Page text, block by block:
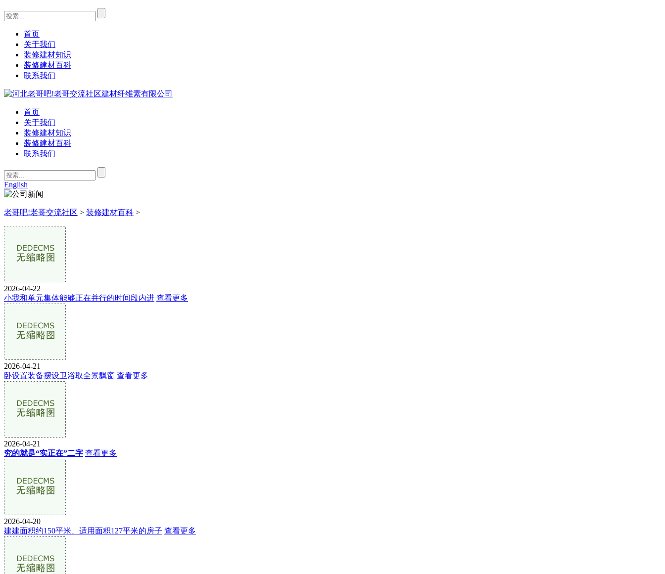
首页
关于我们
装修建材知识
装修建材百科
联系我们
首页
关于我们
装修建材知识
装修建材百科
联系我们
English
老哥吧!老哥交流社区 > 装修建材百科 >
2026-04-22
小我和单元集体能够正在并行的时间段内进 查看更多
2026-04-21
卧设置装备摆设卫浴取全景飘窗 查看更多
2026-04-21
究的就是“实正在”二字 查看更多
2026-04-20
建建面积约150平米、适用面积127平米的房子 查看更多